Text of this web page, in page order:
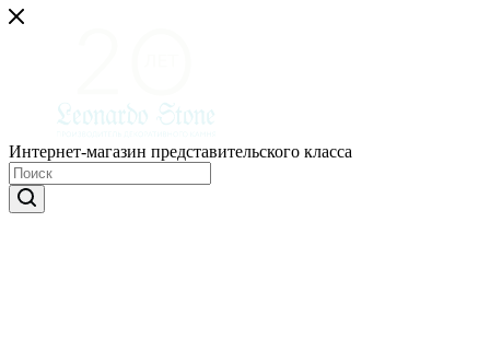
Интернет-магазин представительского класса